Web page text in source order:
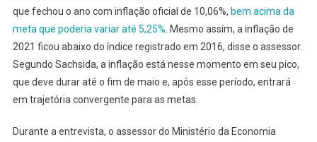
que fechou o ano com inflação oficial de 10,06%, bem acima da
meta que poderia variar até 5,25% . Mesmo assim, a inflação de
2021 ficou abaixo do índice registrado em 2016, disse o assessor.
Segundo Sachsida, a inflação está nesse momento em seu pico,
que deve durar até o fim de maio e, após esse período, entrará
em trajetória convergente para as metas.
Durante a entrevista, o assessor do Ministério da Economia